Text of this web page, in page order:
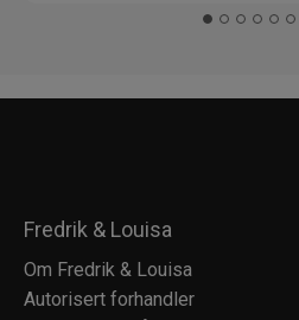
Fredrik & Louisa
Om Fredrik & Louisa
Autorisert forhandler